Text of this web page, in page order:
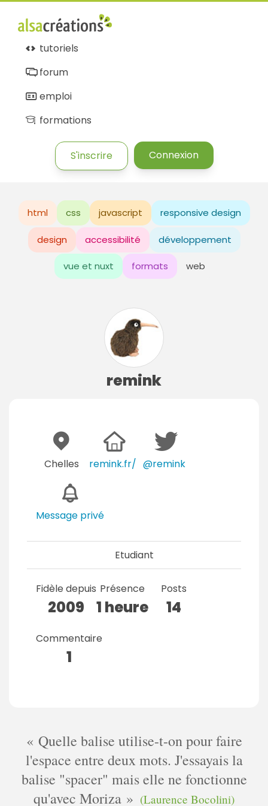
tutoriels
forum
emploi
formations
S'inscrire Connexion
html css javascript responsive design
design accessibilité développement
vue et nuxt formats web
remink
Chelles remink.fr/ @remink
Message privé
Etudiant
Fidèle depuis
2009
Présence
1 heure
Posts
14
Commentaire
1
Quelle balise utilise-t-on pour faire
l'espace entre deux mots. J'essayais la
balise "spacer" mais elle ne fonctionne
qu'avec Moriza
(Laurence Bocolini)